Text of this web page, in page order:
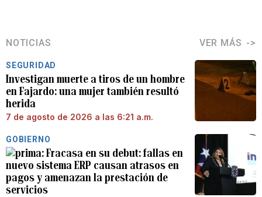
NOTICIAS VER MÁS
SEGURIDAD
Investigan muerte a tiros de un hombre
en Fajardo: una mujer también resultó
herida
7 de agosto de 2026 a las 6:21 a.m.
GOBIERNO
Fracasa en su debut: fallas en
nuevo sistema ERP causan atrasos en
pagos y amenazan la prestación de
servicios